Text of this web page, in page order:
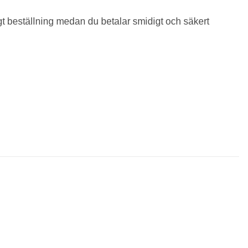
beställning medan du betalar smidigt och säkert